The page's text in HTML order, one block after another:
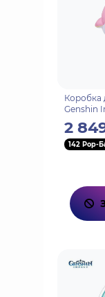
Коробка
Genshin
Dolphin
2
142 Pop-